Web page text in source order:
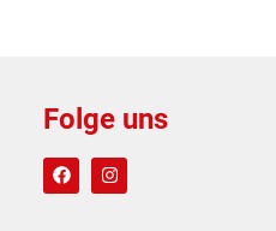
Folge uns